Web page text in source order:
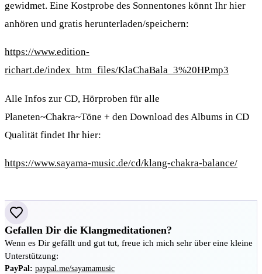
gewidmet. Eine Kostprobe des Sonnentones könnt Ihr hier
anhören und gratis herunterladen/speichern:
https://www.edition-
richart.de/index_htm_files/KlaChaBala_3%20HP.mp3
Alle Infos zur CD, Hörproben für alle
Planeten~Chakra~Töne + den Download des Albums in CD
Qualität findet Ihr hier:
https://www.sayama-music.de/cd/klang-chakra-balance/
Gefallen Dir die Klangmeditationen?
Wenn es Dir gefällt und gut tut, freue ich mich sehr über eine kleine
Unterstützung:
PayPal: paypal.me/sayamamusic